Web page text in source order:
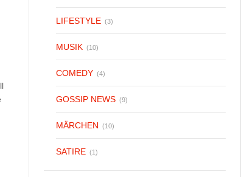
LIFESTYLE (3)
MUSIK (10)
COMEDY (4)
GOSSIP NEWS (9)
MÄRCHEN (10)
SATIRE (1)